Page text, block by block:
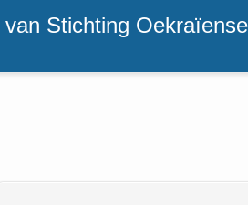
van Stichting Oekraïense